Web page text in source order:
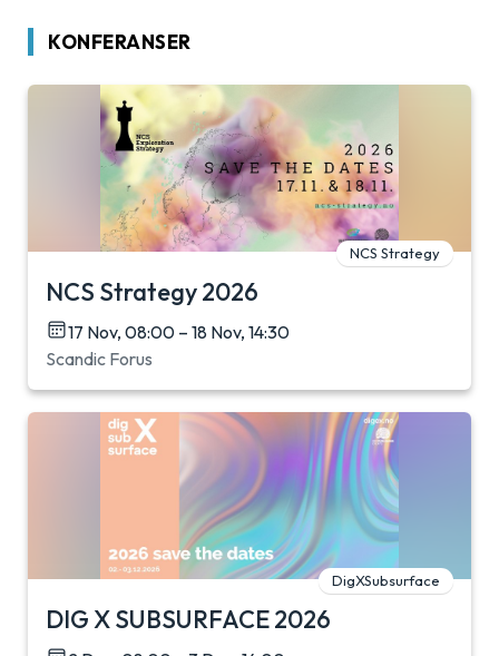
KONFERANSER
NCS Strategy
NCS Strategy 2026
17 Nov, 08:00 – 18 Nov, 14:30
Scandic Forus
DigXSubsurface
DIG X SUBSURFACE 2026